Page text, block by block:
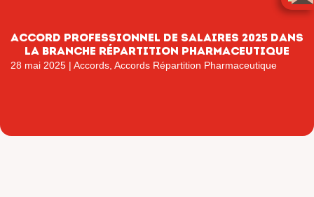
ACCORD PROFESSIONNEL DE SALAIRES 2025 DANS
LA BRANCHE RÉPARTITION PHARMACEUTIQUE
28 mai 2025 | Accords Accords Répartition Pharmaceutique